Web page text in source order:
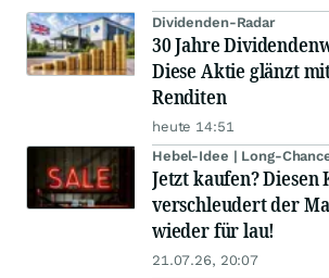
Dividenden-Radar
30 Jahre
Diese Aktie glänzt
Renditen
heute 14:51
Hebel-Idee | Long-
Jetzt kaufen?
verschleudert der
wieder für lau!
21.07.26, 20:07